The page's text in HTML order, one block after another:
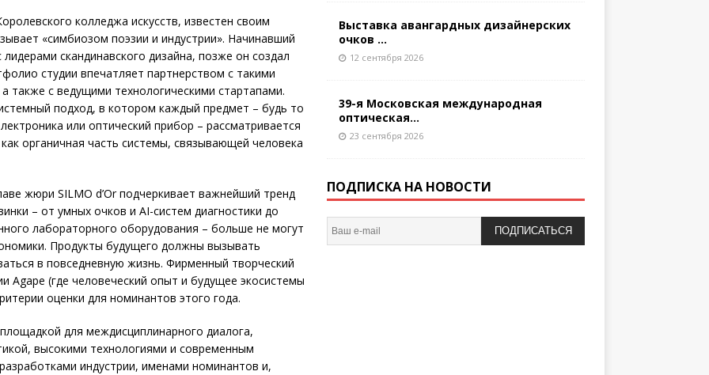
колледжа искусств, известен своим
«симбиозом поэзии и индустрии». Начинавший
скандинавского дизайна, позже он создал
студии впечатляет партнерством с такими
также с ведущими технологическими стартапами.
подход, в котором каждый предмет – будь то
или оптический прибор – рассматривается
органичная часть системы, связывающей человека
жюри SILMO d’Or подчеркивает важнейший тренд
– от умных очков и AI-систем диагностики до
лабораторного оборудования – больше не могут
Продукты будущего должны вызывать
в повседневную жизнь. Фирменный творческий
Agape (где человеческий опыт и будущее экосистемы
оценки для номинантов этого года.
для междисциплинарного диалога,
высокими технологиями и современным
индустрии, именами номинантов и,
Выставка авангардных дизайнерских
очков ...
12 сентября 2026
39-я Московская международная
оптическая...
23 сентября 2026
ПОДПИСКА НА НОВОСТИ
ПОДПИСАТЬСЯ